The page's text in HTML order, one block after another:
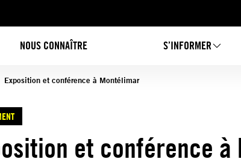
NOUS CONNAÎTRE S’INFORMER
Exposition et conférence à Montélimar
et conférence à